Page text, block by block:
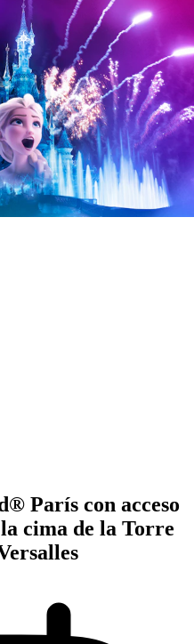
París con acceso
cima de la Torre